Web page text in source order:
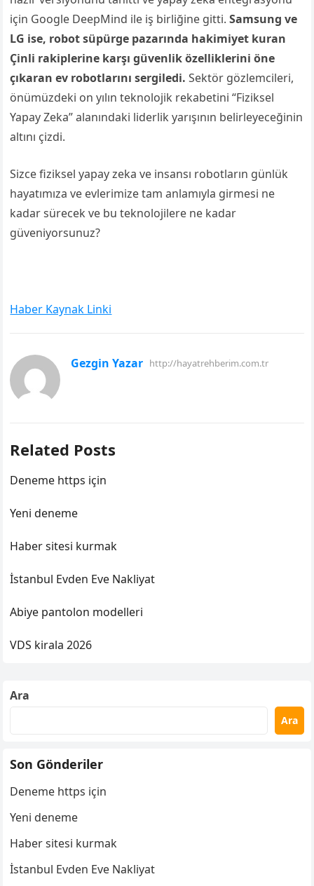
için Google DeepMind ile iş birliğine gitti.Samsung ve
LG ise, robot süpürge pazarında hakimiyet kuran
Çinli rakiplerine karşı güvenlik özelliklerini öne
çıkaran ev robotlarını sergiledi. Sektör gözlemcileri,
önümüzdeki on yılın teknolojik rekabetini “Fiziksel
Yapay Zeka” alanındaki liderlik yarışının belirleyeceğinin
altını çizdi.
Sizce fiziksel yapay zeka ve insansı robotların günlük
hayatımıza ve evlerimize tam anlamıyla girmesi ne
kadar sürecek ve bu teknolojilere ne kadar
güveniyorsunuz?
Haber Kaynak Linki
Gezgin Yazar http://hayatrehberim.com.tr
Related Posts
Deneme https için
Yeni deneme
Haber sitesi kurmak
İstanbul Evden Eve Nakliyat
Abiye pantolon modelleri
VDS kirala 2026
Ara
Ara
Son Gönderiler
Deneme https için
Yeni deneme
Haber sitesi kurmak
İstanbul Evden Eve Nakliyat